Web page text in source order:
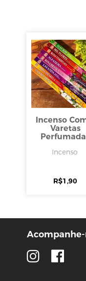
Incenso
Varetas
Incenso
R$1,90